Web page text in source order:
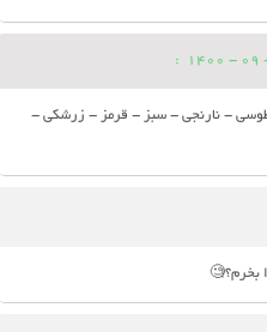
:
- نارنجی - سبز - قرمز - زرشکی -
بخرم؟🧐